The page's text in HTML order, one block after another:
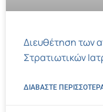
Διευθέτηση των
Στρατιωτικών
ΔΙΑΒΑΣΤΕ